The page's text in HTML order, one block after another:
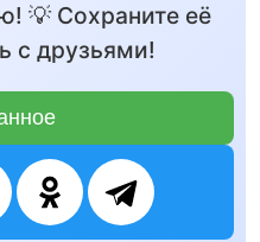
💡 Сохраните её
с друзьями!